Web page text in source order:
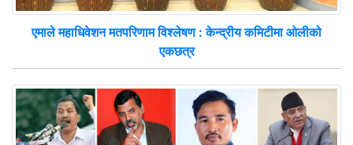
एमाले महाधिवेशन मतपरिणाम विश्लेषण : केन्द्रीय कमिटीमा ओलीको
एकछत्र